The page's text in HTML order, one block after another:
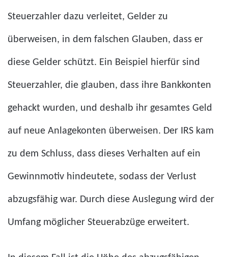
Steuerzahler dazu verleitet, Gelder zu
überweisen, in dem falschen Glauben, dass er
diese Gelder schützt. Ein Beispiel hierfür sind
Steuerzahler, die glauben, dass ihre Bankkonten
gehackt wurden, und deshalb ihr gesamtes Geld
auf neue Anlagekonten überweisen. Der IRS kam
zu dem Schluss, dass dieses Verhalten auf ein
Gewinnmotiv hindeutete, sodass der Verlust
abzugsfähig war. Durch diese Auslegung wird der
Umfang möglicher Steuerabzüge erweitert.